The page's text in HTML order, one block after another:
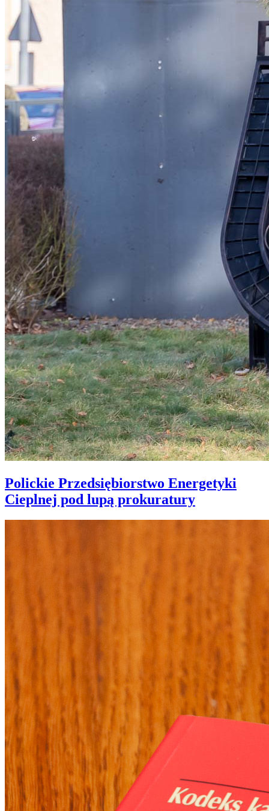
Polickie Przedsiębiorstwo Energetyki
Cieplnej pod lupą prokuratury